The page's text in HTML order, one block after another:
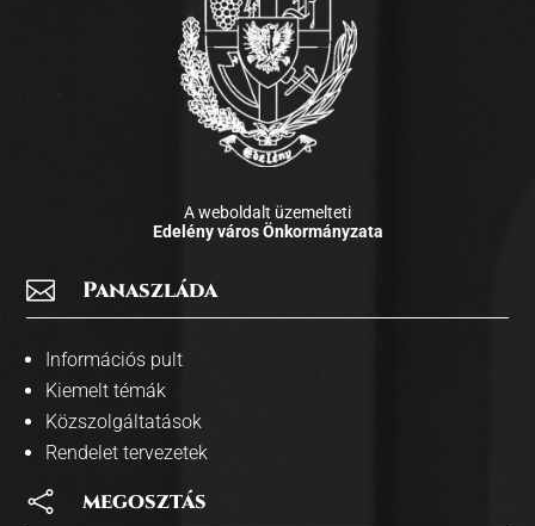
A weboldalt üzemelteti
Edelény város Önkormányzata
 Panaszláda
Információs pult
Kiemelt témák
Közszolgáltatások
Rendelet tervezetek
 megosztás